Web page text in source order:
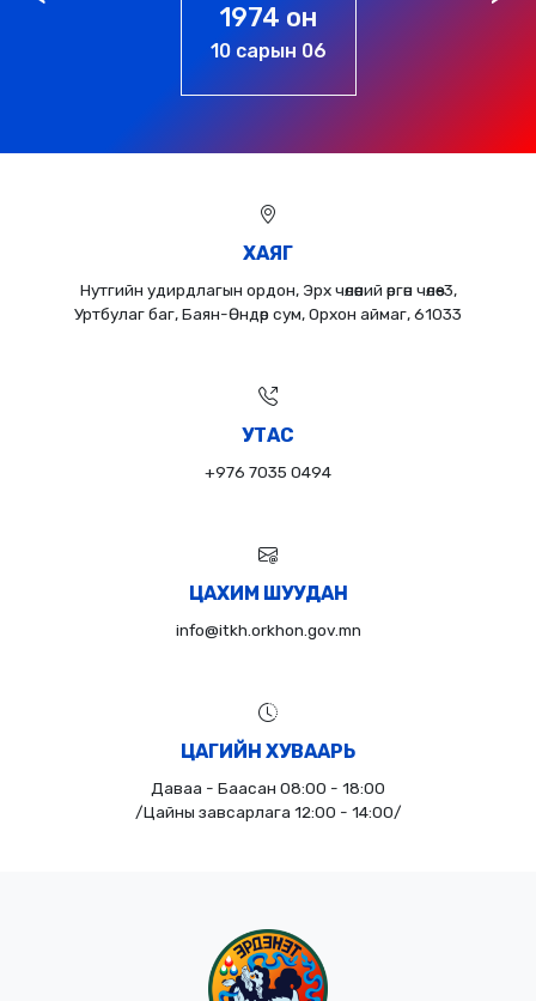
01 сарын 01
ХАЯГ
Нутгийн удирдлагын ордон, Эрх чөлөөний өргөн чөлөө-3,
Уртбулаг баг, Баян-Өндөр сум, Орхон аймаг, 61033
УТАС
+976 7035 0494
ЦАХИМ ШУУДАН
info@itkh.orkhon.gov.mn
ЦАГИЙН ХУВААРЬ
Даваа - Баасан 08:00 - 18:00
/Цайны завсарлага 12:00 - 14:00/